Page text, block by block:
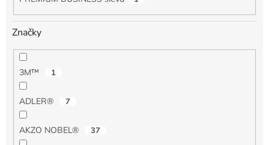
Značky
3M™ 1
ADLER® 7
AKZO NOBEL® 37